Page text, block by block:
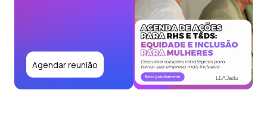
Agendar reunião